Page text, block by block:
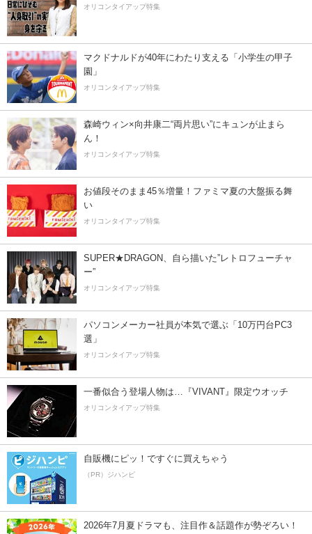
オリコンタイアップ特集
マクドナルドが40年にわたり支える「小学生の甲子
園」
オリコンタイアップ特集
森崎ウィン×向井康二“両片思い”にキュンが止まら
ん！
オリコンタイアップ特集
お値段そのまま45％増量！ファミマ夏の大盤振る舞
い
オリコンタイアップ特集
SUPER★DRAGON、自ら描いた”レトロフューチャ
ー”
オリコンタイアップ特集
パソコンメーカー社員が本気で選ぶ「10万円台PC3
選」
オリコンタイアップ特集
一番似合う登場人物は…『VIVANT』限定ウオッチ
オリコンタイアップ特集
自販機にピッ！ですぐに買えちゃう
（PR）ジハンピ
2026年7月夏ドラマも、注目作＆話題作が勢ぞろい！